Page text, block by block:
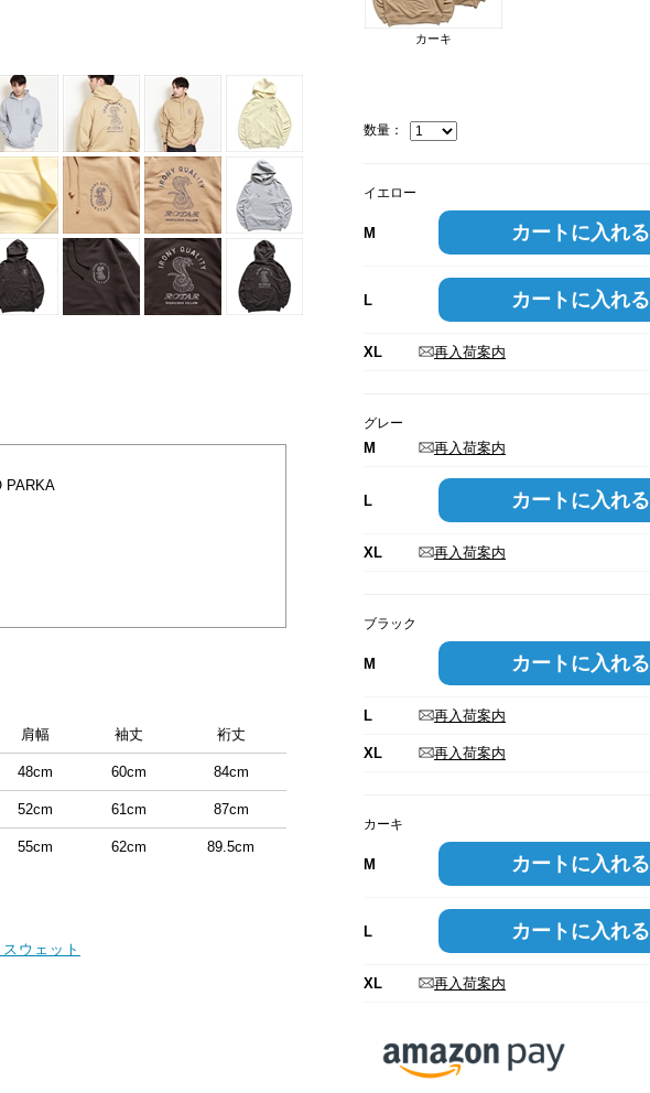
カーキ
数量：
イエロー
M カートに入れる
L カートに入れる
XL 再入荷案内
グレー
M 再入荷案内
L カートに入れる
XL 再入荷案内
ブラック
M カートに入れる
L 再入荷案内
XL 再入荷案内
カーキ
M カートに入れる
L カートに入れる
XL 再入荷案内
モデル身長：182cm。着用サイズ：L
PARKA
肩幅 袖丈 裄丈
48cm 60cm 84cm
52cm 61cm 87cm
55cm 62cm 89.5cm
ウェット